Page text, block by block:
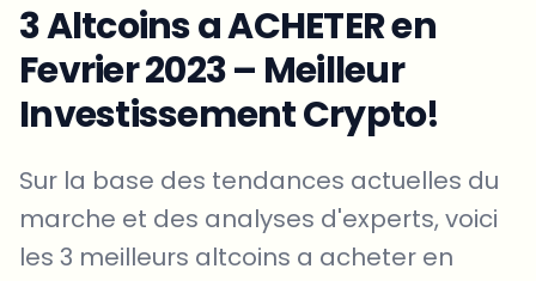
3 Altcoins a ACHETER en
Fevrier 2023 – Meilleur
Investissement Crypto!
Sur la base des tendances actuelles du
marche et des analyses d'experts, voici
les 3 meilleurs altcoins a acheter en